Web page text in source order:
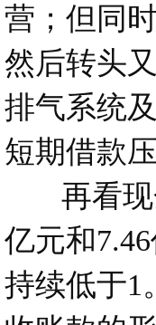
营；但同
然后转头
排气系统
短期借款
再看现
亿元和
持续低于1